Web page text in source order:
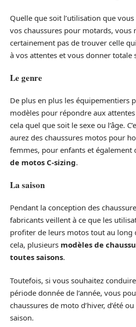
Quelle que soit l’utilisation que
vos chaussures pour motards, vous
certainement pas de trouver celle
à vos attentes et vous donner totale
Le genre
De plus en plus les équipementiers
modèles pour répondre aux
cela quel que soit le sexe ou l’âge.
aurez des chaussures motos pour
femmes, pour enfants et également
de motos C-sizing.
La saison
Pendant la conception des
fabricants veillent à ce que les
profiter de leurs motos tout au long
cela, plusieurs modèles de
toutes saisons.
Toutefois, si vous souhaitez
période donnée de l’année, vous
chaussures de moto d’hiver, d’été
saison.